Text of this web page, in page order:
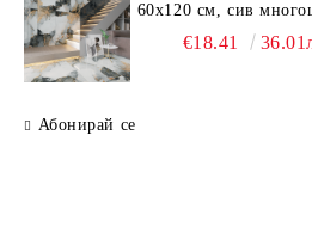
60x120 см, сив
€18.41
Абонирай се